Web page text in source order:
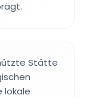
Stätte
lokale